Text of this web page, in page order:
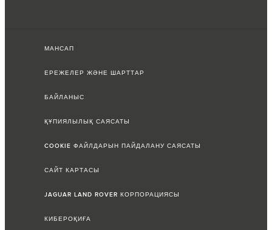
МАНСАП
ЕРЕЖЕЛЕР ЖӘНЕ ШАРТТАР
БАЙЛАНЫС
ҚҰПИЯЛЫЛЫҚ САЯСАТЫ
COOKIE ФАЙЛДАРЫН ПАЙДАЛАНУ САЯСАТЫ
САЙТ КАРТАСЫ
JAGUAR LAND ROVER КОРПОРАЦИЯСЫ
КИБЕРОҚИҒА